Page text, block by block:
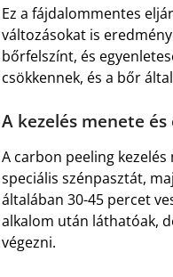
Ez a fájdalommentes
változásokat is
bőrfelszínt, és
csökkennek, és a bőr
A kezelés menete
A carbon peeling
speciális szénpasztát,
általában 30-45 percet
alkalom után láthatóak,
végezni.